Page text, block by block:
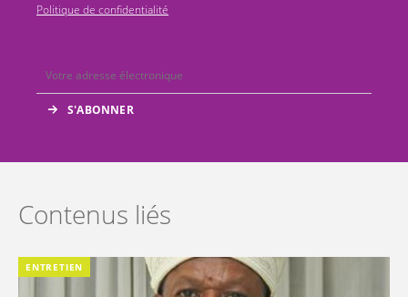
Politique de confidentialité
Contenus liés
ENTRETIEN